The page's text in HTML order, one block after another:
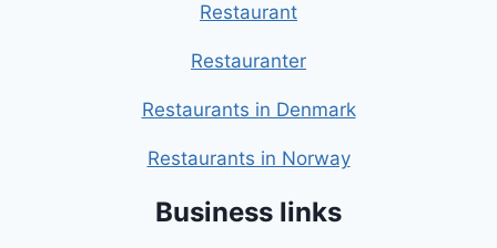
Restaurant
Restauranter
Restaurants in Denmark
Restaurants in Norway
Business links